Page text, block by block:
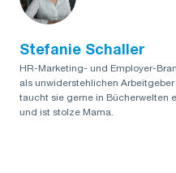
Stefanie Schaller
HR-Marketing- und Employer-
als unwiderstehlichen
taucht sie gerne in Bücherwelten
und ist stolze Mama.